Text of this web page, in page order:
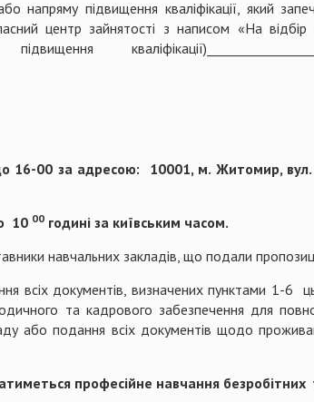
підвищення кваліфікації, який
центр зайнятості з написом «На відбір
16-00 за адресою:
10001, м. Житомир, вул.
10 00 годині за київським часом.
навчальних закладів, що подали
всіх документів, визначених пунктами 1-6
та кадрового забезпечення для
або подання всіх документів щодо
професійне навчання безробітних